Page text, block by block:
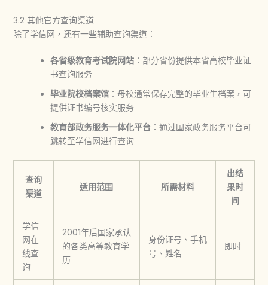
3.2 其他官方查询渠道
除了学信网，还有一些辅助查询渠道：
各省级教育考试院网站：部分省份提供本省高校毕业证
书查询服务
毕业院校档案馆：母校通常保存完整的毕业生档案，可
提供证书编号核实服务
教育部政务服务一体化平台：通过国家政务服务平台可
跳转至学信网进行查询
查询
渠道
适用范围 所需材料
出结
果时
间
学信
网在
线查
询
2001年后国家承认
的各类高等教育学
历
身份证号、手机
号、姓名
即时